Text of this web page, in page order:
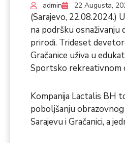
admin 22 Augusta,
(Sarajevo, 22.08.2024.)
na podršku osnaživanju
prirodi. Trideset
Gračanice uživa u
Sportsko rekreativnom
Kompanija Lactalis BH
poboljšanju
Sarajevu i Gračanici, a